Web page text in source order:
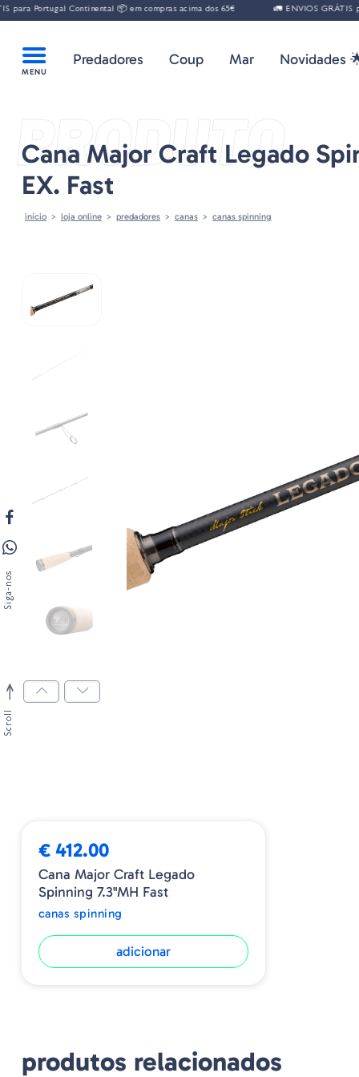
Portugal Continental 📦 em compras acima dos 65€ 🚛 ENVIOS GRÁTIS
Predadores Coup Mar Novidades
PRODUTO
Cana Major Craft Legado
EX. Fast
início loja online predadores canas canas spinning
€ 412.00
Cana Major Craft Legado
Spinning 7.3"MH Fast
canas spinning
adicionar
produtos relacionados
Siga-nos
Scroll